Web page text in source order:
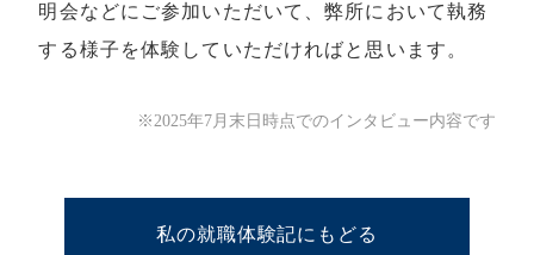
明会などにご参加いただいて、弊所において執務
する様子を体験していただければと思います。
※2025年7月末日時点でのインタビュー内容です
私の就職体験記にもどる